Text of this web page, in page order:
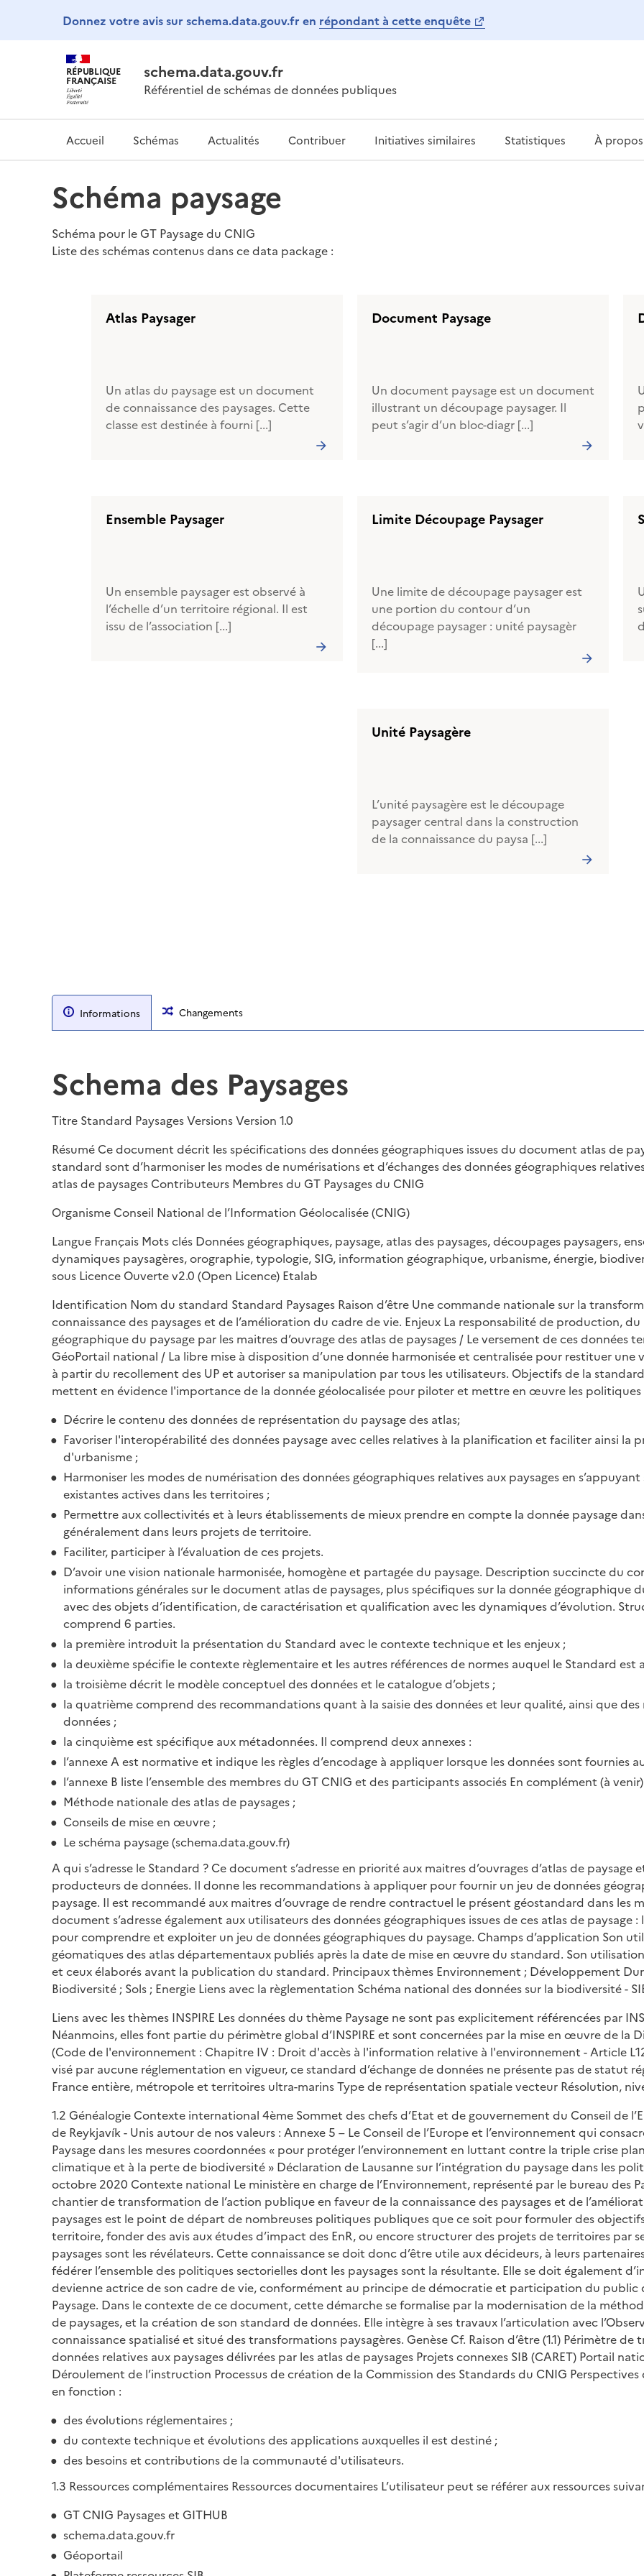
Donnez votre avis sur schema.data.gouv.fr en répondant à cette enquête
RÉPUBLIQUE
FRANÇAISE schema.data.gouv.fr
Référentiel de schémas de données publiques
Accueil Schémas Actualités Contribuer Initiatives similaires Statistiques À propos
Schéma paysage
Schéma pour le GT Paysage du CNIG
Liste des schémas contenus dans ce data package :
Atlas Paysager
Un atlas du paysage est un document
de connaissance des paysages. Cette
classe est destinée à fourni [...]
Document Paysage
Un document paysage est un document
illustrant un découpage paysager. Il
peut s’agir d’un bloc-diagr [...]
Ensemble Paysager
Un ensemble paysager est observé à
l’échelle d’un territoire régional. Il est
issu de l’association [...]
Limite Découpage Paysager
Une limite de découpage paysager est
une portion du contour d’un
découpage paysager : unité paysagèr
[...]
Unité Paysagère
L’unité paysagère est le découpage
paysager central dans la construction
de la connaissance du paysa [...]
Informations Changements
Schema des Paysages
Titre Standard Paysages Versions Version 1.0
Résumé Ce document décrit les spécifications des données géographiques issues du document atlas de
standard sont d’harmoniser les modes de numérisations et d’échanges des données géographiques
atlas de paysages Contributeurs Membres du GT Paysages du CNIG
Organisme Conseil National de l’Information Géolocalisée (CNIG)
Langue Français Mots clés Données géographiques, paysage, atlas des paysages, découpages paysagers,
dynamiques paysagères, orographie, typologie, SIG, information géographique, urbanisme, énergie,
sous Licence Ouverte v2.0 (Open Licence) Etalab
Identification Nom du standard Standard Paysages Raison d’être Une commande nationale sur la
connaissance des paysages et de l’amélioration du cadre de vie. Enjeux La responsabilité de production,
géographique du paysage par les maitres d’ouvrage des atlas de paysages / Le versement de ces données
GéoPortail national / La libre mise à disposition d’une donnée harmonisée et centralisée pour restituer une
à partir du recollement des UP et autoriser sa manipulation par tous les utilisateurs. Objectifs de la
mettent en évidence l'importance de la donnée géolocalisée pour piloter et mettre en œuvre les politiques
Décrire le contenu des données de représentation du paysage des atlas;
Favoriser l'interopérabilité des données paysage avec celles relatives à la planification et faciliter ainsi la
d'urbanisme ;
Harmoniser les modes de numérisation des données géographiques relatives aux paysages en
existantes actives dans les territoires ;
Permettre aux collectivités et à leurs établissements de mieux prendre en compte la donnée paysage
généralement dans leurs projets de territoire.
Faciliter, participer à l’évaluation de ces projets.
D’avoir une vision nationale harmonisée, homogène et partagée du paysage. Description succincte du
informations générales sur le document atlas de paysages, plus spécifiques sur la donnée géographique
avec des objets d’identification, de caractérisation et qualification avec les dynamiques d’évolution.
comprend 6 parties.
la première introduit la présentation du Standard avec le contexte technique et les enjeux ;
la deuxième spécifie le contexte règlementaire et les autres références de normes auquel le Standard est
la troisième décrit le modèle conceptuel des données et le catalogue d’objets ;
la quatrième comprend des recommandations quant à la saisie des données et leur qualité, ainsi que
données ;
la cinquième est spécifique aux métadonnées. Il comprend deux annexes :
l’annexe A est normative et indique les règles d’encodage à appliquer lorsque les données sont fournies
l’annexe B liste l’ensemble des membres du GT CNIG et des participants associés En complément (à
Méthode nationale des atlas de paysages ;
Conseils de mise en œuvre ;
Le schéma paysage (schema.data.gouv.fr)
A qui s’adresse le Standard ? Ce document s’adresse en priorité aux maitres d’ouvrages d’atlas de
producteurs de données. Il donne les recommandations à appliquer pour fournir un jeu de données
paysage. Il est recommandé aux maitres d’ouvrage de rendre contractuel le présent géostandard dans les
document s’adresse également aux utilisateurs des données géographiques issues de ces atlas de
pour comprendre et exploiter un jeu de données géographiques du paysage. Champs d’application Son
géomatiques des atlas départementaux publiés après la date de mise en œuvre du standard. Son
et ceux élaborés avant la publication du standard. Principaux thèmes Environnement ; Développement
Biodiversité ; Sols ; Energie Liens avec la règlementation Schéma national des données sur la biodiversité -
Liens avec les thèmes INSPIRE Les données du thème Paysage ne sont pas explicitement référencées par
Néanmoins, elles font partie du périmètre global d’INSPIRE et sont concernées par la mise en œuvre de la
(Code de l'environnement : Chapitre IV : Droit d'accès à l'information relative à l'environnement - Article
visé par aucune réglementation en vigueur, ce standard d’échange de données ne présente pas de statut
France entière, métropole et territoires ultra-marins Type de représentation spatiale vecteur Résolution,
1.2 Généalogie Contexte international 4ème Sommet des chefs d’Etat et de gouvernement du Conseil de
de Reykjavík - Unis autour de nos valeurs : Annexe 5 – Le Conseil de l’Europe et l’environnement qui
Paysage dans les mesures coordonnées « pour protéger l’environnement en luttant contre la triple crise
climatique et à la perte de biodiversité » Déclaration de Lausanne sur l’intégration du paysage dans les
octobre 2020 Contexte national Le ministère en charge de l’Environnement, représenté par le bureau des
chantier de transformation de l’action publique en faveur de la connaissance des paysages et de
paysages est le point de départ de nombreuses politiques publiques que ce soit pour formuler des
territoire, fonder des avis aux études d’impact des EnR, ou encore structurer des projets de territoires par
paysages sont les révélateurs. Cette connaissance se doit donc d’être utile aux décideurs, à leurs
fédérer l’ensemble des politiques sectorielles dont les paysages sont la résultante. Elle se doit également
devienne actrice de son cadre de vie, conformément au principe de démocratie et participation du public
Paysage. Dans le contexte de ce document, cette démarche se formalise par la modernisation de la
de paysages, et la création de son standard de données. Elle intègre à ses travaux l’articulation avec
connaissance spatialisé et situé des transformations paysagères. Genèse Cf. Raison d’être (1.1) Périmètre
données relatives aux paysages délivrées par les atlas de paysages Projets connexes SIB (CARET) Portail
Déroulement de l’instruction Processus de création de la Commission des Standards du CNIG
en fonction :
des évolutions réglementaires ;
du contexte technique et évolutions des applications auxquelles il est destiné ;
des besoins et contributions de la communauté d'utilisateurs.
1.3 Ressources complémentaires Ressources documentaires L’utilisateur peut se référer aux ressources
GT CNIG Paysages et GITHUB
schema.data.gouv.fr
Géoportail